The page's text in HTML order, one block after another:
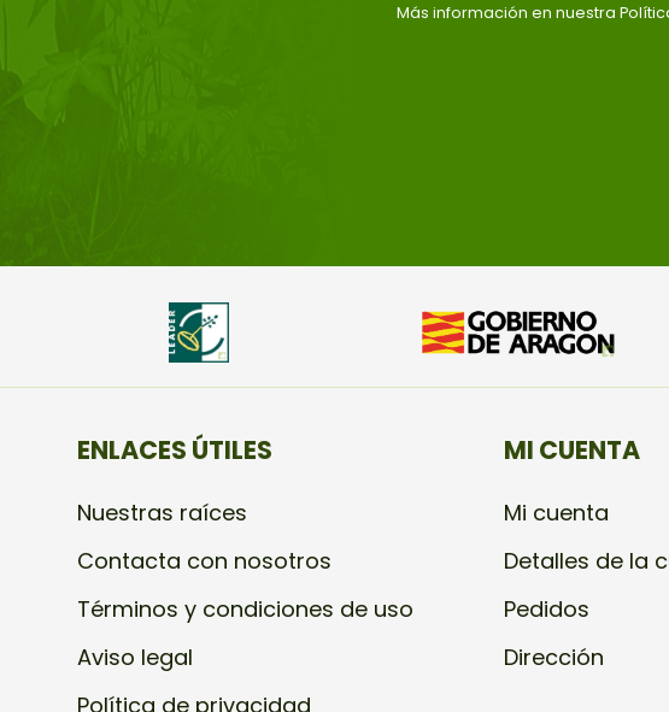
Más información en nuestra
ENLACES ÚTILES
Nuestras raíces
Contacta con nosotros
Términos y condiciones de uso
Aviso legal
Política de privacidad
MI CUENTA
Mi cuenta
Detalles de la
Pedidos
Dirección